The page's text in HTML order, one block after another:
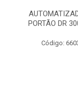
PORTÃO DR
Código: